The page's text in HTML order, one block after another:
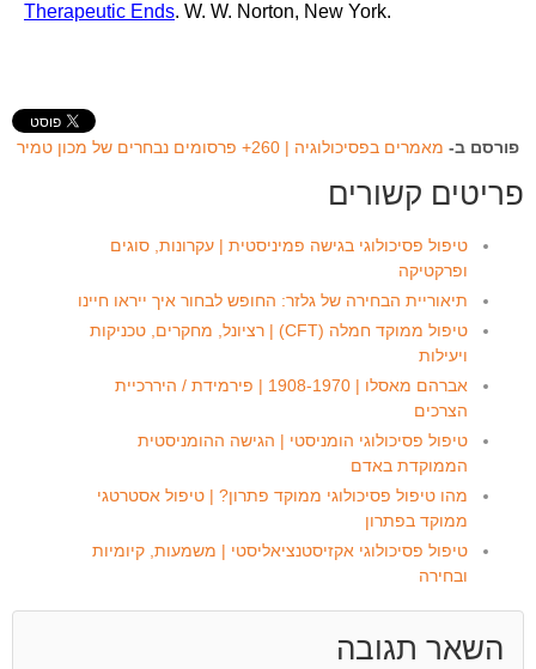
Therapeutic Ends. W. W. Norton, New York.
פורסם ב- מאמרים בפסיכולוגיה | 260+ פרסומים נבחרים של מכון טמיר
פריטים קשורים
טיפול פסיכולוגי בגישה פמיניסטית | עקרונות, סוגים
ופרקטיקה
תיאוריית הבחירה של גלזר: החופש לבחור איך ייראו חיינו
טיפול ממוקד חמלה (CFT) | רציונל, מחקרים, טכניקות
ויעילות
אברהם מאסלו | 1908-1970 | פירמידת / היררכיית
הצרכים
טיפול פסיכולוגי הומניסטי | הגישה ההומניסטית
הממוקדת באדם
מהו טיפול פסיכולוגי ממוקד פתרון? | טיפול אסטרטגי
ממוקד בפתרון
טיפול פסיכולוגי אקזיסטנציאליסטי | משמעות, קיומיות
ובחירה
השאר תגובה